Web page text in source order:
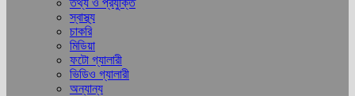
তথ্য ও প্রযুক্তি
স্বাস্থ্য
চাকরি
মিডিয়া
ফটো গ্যালারী
ভিডিও গ্যালারী
অন্যান্য